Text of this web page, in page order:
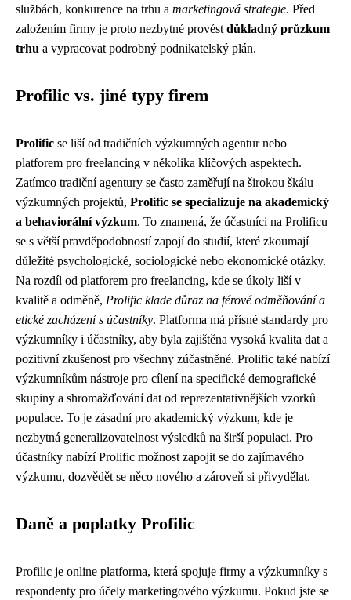
službách, konkurence na trhu a marketingová strategie. Před
založením firmy je proto nezbytné provést důkladný průzkum
trhu a vypracovat podrobný podnikatelský plán.
Profilic vs. jiné typy firem
Prolific se liší od tradičních výzkumných agentur nebo
platforem pro freelancing v několika klíčových aspektech.
Zatímco tradiční agentury se často zaměřují na širokou škálu
výzkumných projektů, Prolific se specializuje na akademický
a behaviorální výzkum. To znamená, že účastníci na Prolificu
se s větší pravděpodobností zapojí do studií, které zkoumají
důležité psychologické, sociologické nebo ekonomické otázky.
Na rozdíl od platforem pro freelancing, kde se úkoly liší v
kvalitě a odměně, Prolific klade důraz na férové odměňování a
etické zacházení s účastníky. Platforma má přísné standardy pro
výzkumníky i účastníky, aby byla zajištěna vysoká kvalita dat a
pozitivní zkušenost pro všechny zúčastněné. Prolific také nabízí
výzkumníkům nástroje pro cílení na specifické demografické
skupiny a shromažďování dat od reprezentativnějších vzorků
populace. To je zásadní pro akademický výzkum, kde je
nezbytná generalizovatelnost výsledků na širší populaci. Pro
účastníky nabízí Prolific možnost zapojit se do zajímavého
výzkumu, dozvědět se něco nového a zároveň si přivydělat.
Daně a poplatky Profilic
Profilic je online platforma, která spojuje firmy a výzkumníky s
respondenty pro účely marketingového výzkumu. Pokud jste se